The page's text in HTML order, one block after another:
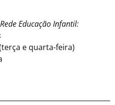
Educação Infantil:
e quarta-feira)